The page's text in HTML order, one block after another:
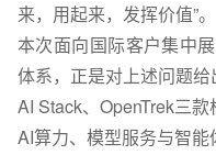
来，用起来，发挥价值”。
本次面向国际客户集中
体系，正是对上述问题给
AI Stack、OpenTrek三款
AI算力、模型服务与智能